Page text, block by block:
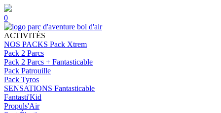
0
ACTIVITÉS
NOS PACKS Pack Xtrem
Pack 2 Parcs
Pack 2 Parcs + Fantasticable
Pack Patrouille
Pack Tyros
SENSATIONS Fantasticable
Fantasti'Kid
Propuls'Air